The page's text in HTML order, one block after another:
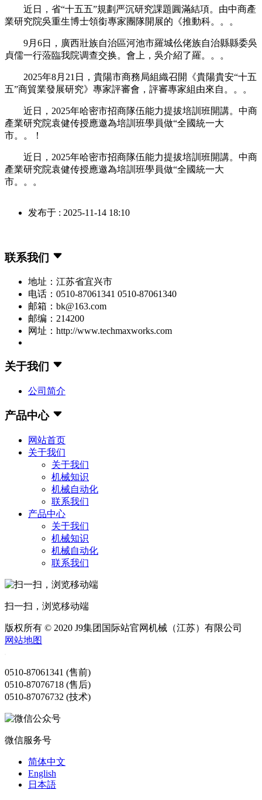
近日，省“十五五”規劃严沉研究課題圓滿結項。由中商產
業研究院吳重生博士領銜專家團隊開展的《推動科。。。
9月6日，廣西壯族自治區河池市羅城仫佬族自治縣縣委吳
貞儒一行蒞臨我院调查交换。會上，吳介紹了羅。。。
2025年8月21日，貴陽市商務局組織召開《貴陽貴安“十五
五”商貿業發展研究》專家評審會，評審專家組由來自。。。
近日，2025年哈密市招商隊伍能力提拔培訓班開講。中商
產業研究院袁健传授應邀為培訓班學員做“全國統一大
市。。！
近日，2025年哈密市招商隊伍能力提拔培訓班開講。中商
產業研究院袁健传授應邀為培訓班學員做“全國統一大
市。。。
发布于 : 2025-11-14 18:10
联系我们
地址：江苏省宜兴市
电话：0510-87061341 0510-87061340
邮箱：bk@163.com
邮编：214200
网址：http://www.techmaxworks.com
关于我们
公司简介
产品中心
网站首页
关于我们
关于我们
机械知识
机械自动化
联系我们
产品中心
关于我们
机械知识
机械自动化
联系我们
扫一扫，浏览移动端
版权所有 © 2020 J9集团国际站官网机械（江苏）有限公司
网站地图
0510-87061341 (售前)
0510-87076718 (售后)
0510-87076732 (技术)
微信服务号
简体中文
English
日本語